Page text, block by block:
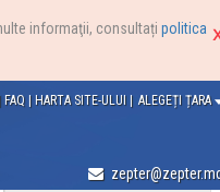
informaţii, consultați politica
ALEGEȚI ȚARA
| FAQ | HARTA SITE-ULUI |